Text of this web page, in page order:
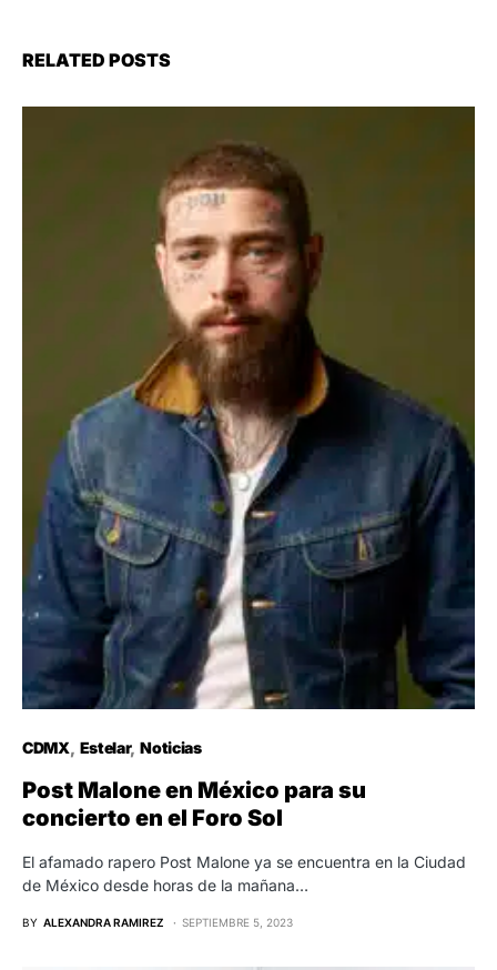
RELATED POSTS
CDMX Estelar Noticias
Post Malone en México para su
concierto en el Foro Sol
El afamado rapero Post Malone ya se encuentra en la Ciudad
de México desde horas de la mañana…
BY ALEXANDRA RAMIREZ SEPTIEMBRE 5, 2023